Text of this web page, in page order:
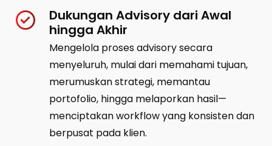
Dukungan Advisory dari Awal
hingga Akhir
Mengelola proses advisory secara
menyeluruh, mulai dari memahami tujuan,
merumuskan strategi, memantau
portofolio, hingga melaporkan hasil—
menciptakan workflow yang konsisten dan
berpusat pada klien.